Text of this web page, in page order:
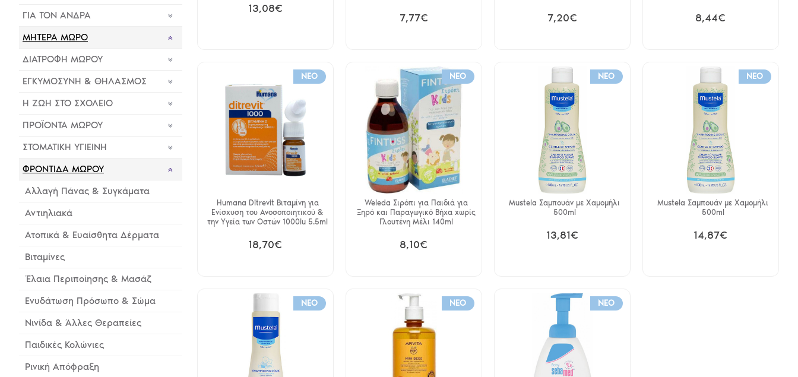
ΓΙΑ ΤΟΝ ΑΝΔΡΑ
ΜΗΤΕΡΑ ΜΩΡΟ
ΔΙΑΤΡΟΦΗ ΜΩΡΟΥ
ΕΓΚΥΜΟΣΥΝΗ & ΘΗΛΑΣΜΟΣ
Η ΖΩΗ ΣΤΟ ΣΧΟΛΕΙΟ
ΠΡΟΪΟΝΤΑ ΜΩΡΟΥ
ΣΤΟΜΑΤΙΚΗ ΥΓΙΕΙΝΗ
ΦΡΟΝΤΙΔΑ ΜΩΡΟΥ
Αλλαγή Πάνας & Συγκάματα
Αντιηλιακά
Ατοπικά & Ευαίσθητα Δέρματα
Βιταμίνες
Έλαια Περιποίησης & Μασάζ
Ενυδάτωση Πρόσωπο & Σώμα
Νινίδα & Άλλες Θεραπείες
Παιδικές Κολώνιες
Ρινική Απόφραξη
13,08€
7,77€ 7,20€ 8,44€
NEO
Humana Ditrevit Βιταμίνη για
Ενίσχυση του Ανοσοποιητικού &
την Υγεία των Οστών 1000iu 5.5ml
18,70€
NEO
Weleda Σιρόπι για Παιδιά για
Ξηρό και Παραγωγικό Βήχα χωρίς
Γλουτένη Μέλι 140ml
8,10€
NEO
Mustela Σαμπουάν με Χαμομήλι
500ml
13,81€
NEO
Mustela Σαμπουάν με Χαμομήλι
500ml
14,87€
NEO NEO NEO